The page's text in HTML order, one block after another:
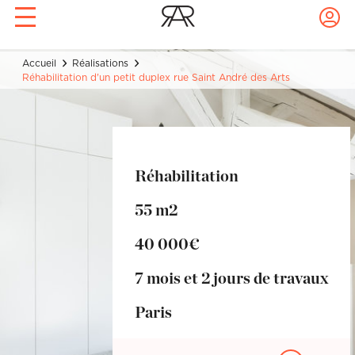
Réalisations
Blog
Accueil
Réalisations
Réhabilitation d'un petit duplex rue Saint André des Arts
Réhabilitation
55 m2
40 000€
7 mois et 2 jours de travaux
Paris
Prise de rdv express !
Confiez à Rencontreunarchi le choix
de votre Archi
Rendez-vous conseil déco
avec votre archi à domicile !
1 pièce à décorer : 1h30 de
coaching, 1 recherche mobilier, 1
croquis ou 3D de votre future pièce
Mot de passe